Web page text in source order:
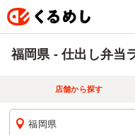
福岡県 - 仕出し弁当
店舗から探す
福岡県